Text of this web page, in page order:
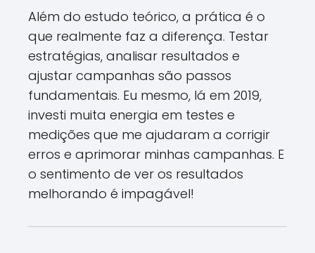
Além do estudo teórico, a prática é o
que realmente faz a diferença. Testar
estratégias, analisar resultados e
ajustar campanhas são passos
fundamentais. Eu mesmo, lá em 2019,
investi muita energia em testes e
medições que me ajudaram a corrigir
erros e aprimorar minhas campanhas. E
o sentimento de ver os resultados
melhorando é impagável!